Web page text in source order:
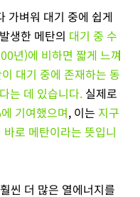
가벼워 대기 중에 쉽게
생한 메탄의 대기 중 수
년)에 비하면 짧게 느껴
대기 중에 존재하는 동
는 데 있습니다. 실제로
기여했으며, 이는 지구
로 메탄이라는 뜻입니